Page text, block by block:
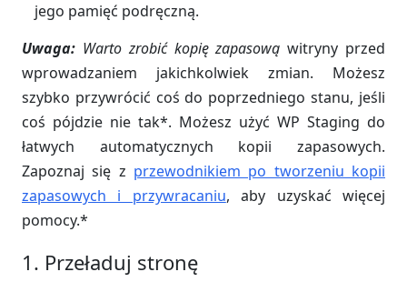
jego pamięć podręczną.
Uwaga: Warto zrobić kopię zapasową witryny przed
wprowadzaniem jakichkolwiek zmian. Możesz
szybko przywrócić coś do poprzedniego stanu, jeśli
coś pójdzie nie tak*. Możesz użyć WP Staging do
łatwych automatycznych kopii zapasowych.
Zapoznaj się z przewodnikiem po tworzeniu kopii
zapasowych i przywracaniu, aby uzyskać więcej
pomocy.*
1. Przeładuj stronę